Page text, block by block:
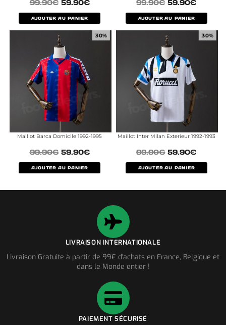
99.90€ 59.90€
AJOUTER AU PANIER
99.90€ 59.90€
AJOUTER AU PANIER
30%
Maillot Barca Domicile 1992-1995
99.90€ 59.90€
AJOUTER AU PANIER
30%
Maillot Inter Milan Exterieur 1992-1993
99.90€ 59.90€
AJOUTER AU PANIER
LIVRAISON INTERNATIONALE
Livraison Gratuite à partir de 99€ d'achats en France, Belgique et
dans le Monde entier !
PAIEMENT SÉCURISÉ